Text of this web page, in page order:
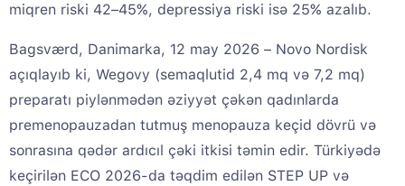
miqren riski 42–45%, depressiya riski isə 25% azalıb.
Bagsværd, Danimarka, 12 may 2026 – Novo Nordisk
açıqlayıb ki, Wegovy (semaqlutid 2,4 mq və 7,2 mq)
preparatı piylənmədən əziyyət çəkən qadınlarda
premenopauzadan tutmuş menopauza keçid dövrü və
sonrasına qədər ardıcıl çəki itkisi təmin edir. Türkiyədə
keçirilən ECO 2026-da təqdim edilən STEP UP və